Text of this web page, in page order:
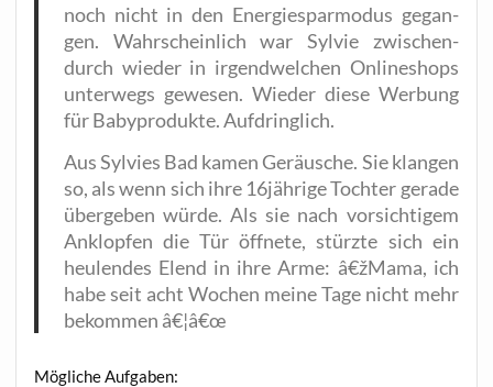
noch nicht in den Ener­gie­spar­mo­dus gegan­
gen. Wahr­schein­lich war Syl­vie zwi­schen­
durch wie­der in irgend­wel­chen Online­shops
unter­wegs gewe­sen. Wie­der die­se Wer­bung
für Baby­pro­duk­te. Aufdringlich.
Aus Syl­vies Bad kamen Geräu­sche. Sie klan­gen
so, als wenn sich ihre 16jährige Toch­ter gera­de
über­ge­ben wür­de. Als sie nach vor­sich­ti­gem
Anklop­fen die Tür öff­ne­te, stürz­te sich ein
heu­len­des Elend in ihre Arme: â€žMama, ich
habe seit acht Wochen mei­ne Tage nicht mehr
bekom­men â€¦â€œ
Mög­li­che Aufgaben: